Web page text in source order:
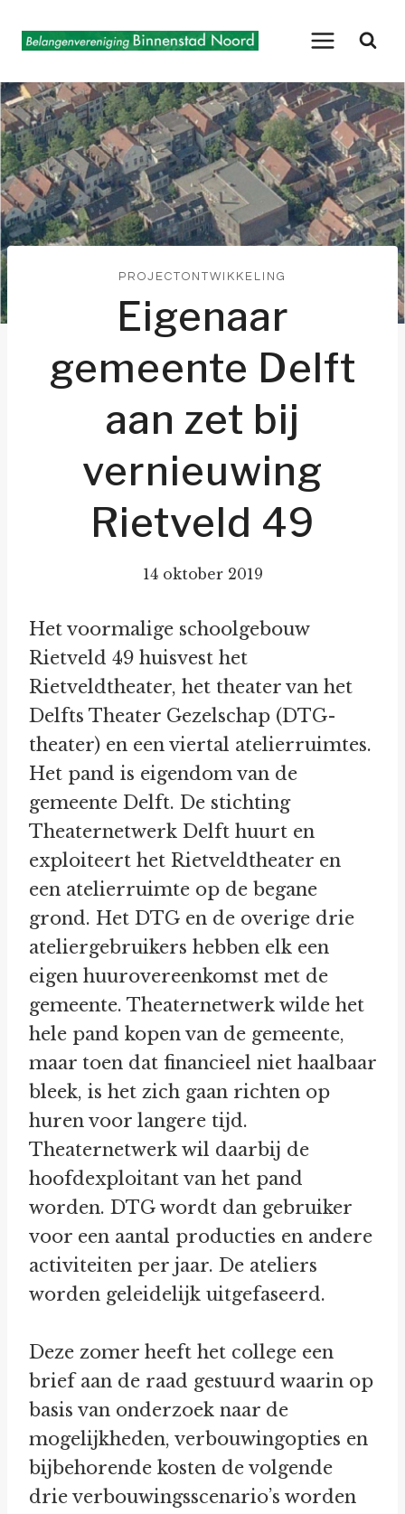
naar
PROJECTONTWIKKELING
Eigenaar
gemeente Delft
aan zet bij
vernieuwing
Rietveld 49
14 oktober 2019
Het voormalige schoolgebouw
Rietveld 49 huisvest het
Rietveldtheater, het theater van het
Delfts Theater Gezelschap (DTG-
theater) en een viertal atelierruimtes.
Het pand is eigendom van de
gemeente Delft. De stichting
Theaternetwerk Delft huurt en
exploiteert het Rietveldtheater en
een atelierruimte op de begane
grond. Het DTG en de overige drie
ateliergebruikers hebben elk een
eigen huurovereenkomst met de
gemeente. Theaternetwerk wilde het
hele pand kopen van de gemeente,
maar toen dat financieel niet haalbaar
bleek, is het zich gaan richten op
huren voor langere tijd.
Theaternetwerk wil daarbij de
hoofdexploitant van het pand
worden. DTG wordt dan gebruiker
voor een aantal producties en andere
activiteiten per jaar. De ateliers
worden geleidelijk uitgefaseerd.
Deze zomer heeft het college een
brief aan de raad gestuurd waarin op
basis van onderzoek naar de
mogelijkheden, verbouwingopties en
bijbehorende kosten de volgende
drie verbouwingsscenario’s worden